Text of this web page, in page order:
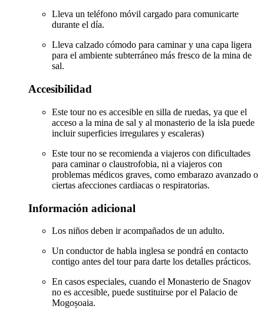
Lleva un teléfono móvil cargado para comunicarte
durante el día.
Lleva calzado cómodo para caminar y una capa ligera
para el ambiente subterráneo más fresco de la mina de
sal.
Accesibilidad
Este tour no es accesible en silla de ruedas, ya que el
acceso a la mina de sal y al monasterio de la isla puede
incluir superficies irregulares y escaleras)
Este tour no se recomienda a viajeros con dificultades
para caminar o claustrofobia, ni a viajeros con
problemas médicos graves, como embarazo avanzado o
ciertas afecciones cardiacas o respiratorias.
Información adicional
Los niños deben ir acompañados de un adulto.
Un conductor de habla inglesa se pondrá en contacto
contigo antes del tour para darte los detalles prácticos.
En casos especiales, cuando el Monasterio de Snagov
no es accesible, puede sustituirse por el Palacio de
Mogoșoaia.